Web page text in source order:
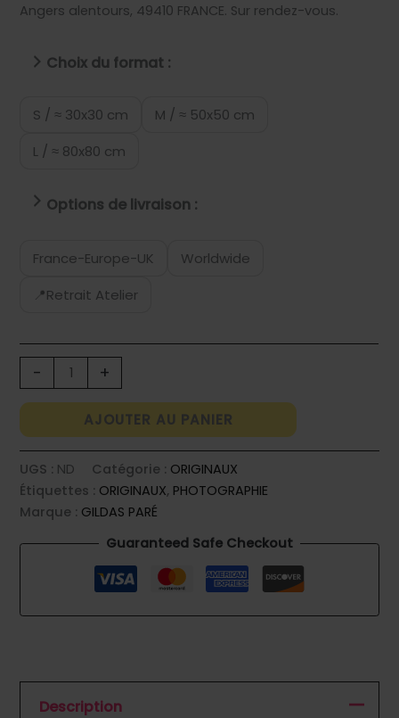
Angers alentours, 49410 FRANCE. Sur rendez-vous.
Choix du format :
S / ≈ 30x30 cm
M / ≈ 50x50 cm
L / ≈ 80x80 cm
Options de livraison :
France-Europe-UK
Worldwide
📍Retrait Atelier
-
quantité
de
FOOD
WASTE
AVOCADO
+
AJOUTER AU PANIER
UGS : ND Catégorie : ORIGINAUX
Étiquettes : ORIGINAUX, PHOTOGRAPHIE
Marque : GILDAS PARÉ
Guaranteed Safe Checkout
Description